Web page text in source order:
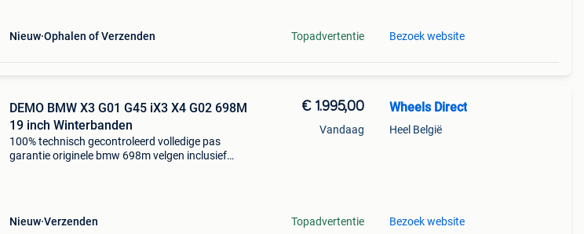
Nieuw Ophalen of Verzenden Topadvertentie Bezoek website
DEMO BMW X3 G01 G45 iX3 X4 G02 698M
19 inch Winterbanden
100% technisch gecontroleerd volledige pas
garantie originele bmw 698m velgen inclusief
Nieuw Verzenden
€ 1.995,00
Vandaag
Topadvertentie
Wheels Direct
Heel België
Bezoek website